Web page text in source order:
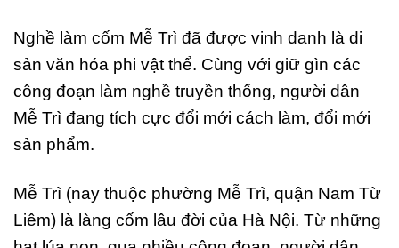
Nghề làm cốm Mễ Trì đã được vinh danh là di
sản văn hóa phi vật thể. Cùng với giữ gìn các
công đoạn làm nghề truyền thống, người dân
Mễ Trì đang tích cực đổi mới cách làm, đổi mới
sản phẩm.
Mễ Trì (nay thuộc phường Mễ Trì, quận Nam Từ
Liêm) là làng cốm lâu đời của Hà Nội. Từ những